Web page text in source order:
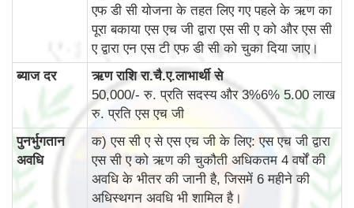
एफ डी सी योजना के तहत लिए गए पहले के ऋण का
पूरा बकाया एस एच जी द्वारा एस सी ए को और एस सी
ए द्वारा एन एस टी एफ डी सी को चुका दिया जाए।
ब्‍याज दर
ऋण राशि रा.चै.ए.लाभार्थी से
50,000/- रु. प्रति सदस्य और 3%6% 5.00 लाख
रु. प्रति एस एच जी
पुनर्भुगतान
अवधि
क) एस सी ए से एस एच जी के लिए: एस एच जी द्वारा
एस सी ए को ऋण की चुकौती अधिकतम 4 वर्षों की
अवधि के भीतर की जानी है, जिसमें 6 महीने की
अधिस्थगन अवधि भी शामिल है।